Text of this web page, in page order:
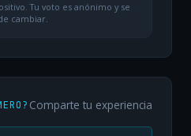
Tu voto es anónimo y se
cambiar.
Comparte tu experiencia